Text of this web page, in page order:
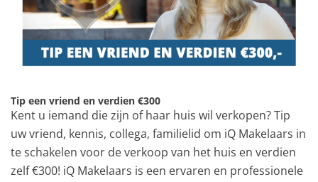
Tip een vriend en verdien €300
Kent u iemand die zijn of haar huis wil verkopen? Tip
uw vriend, kennis, collega, familielid om iQ Makelaars in
te schakelen voor de verkoop van het huis en verdien
zelf €300! iQ Makelaars is een ervaren en professionele